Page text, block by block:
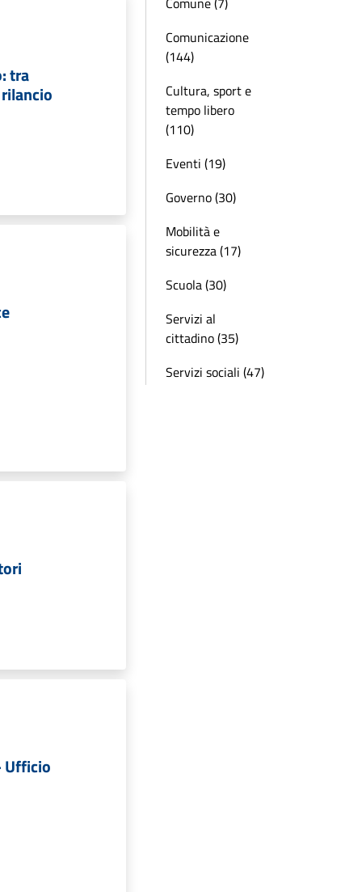
tra
Ufficio
Comunicazione
(144)
Cultura, sport e
tempo libero
(110)
Eventi (19)
Governo (30)
Mobilità e
sicurezza (17)
Scuola (30)
Servizi al
cittadino (35)
Servizi sociali (47)